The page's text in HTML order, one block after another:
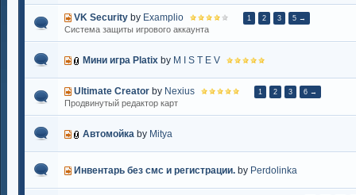
VK Security by Examplio 1 2 3 5 →
Cистема защиты игрового аккаунта
Мини игра Platix by M I S T E V
Ultimate Creator by Nexius 1 2 3 6 →
Продвинутый редактор карт
Автомойка by Mitya
Инвентарь без смс и регистрации. by Perdolinka